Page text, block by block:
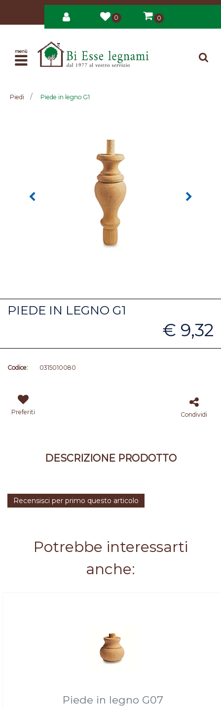
0 0
Open
Piedi Piede in legno G1
PIEDE IN LEGNO G1
€ 9,32
Codice: 0315010080
Preferiti Condividi
DESCRIZIONE PRODOTTO
Recensisci per primo questo articolo
Potrebbe interessarti
anche:
Piede in legno G07